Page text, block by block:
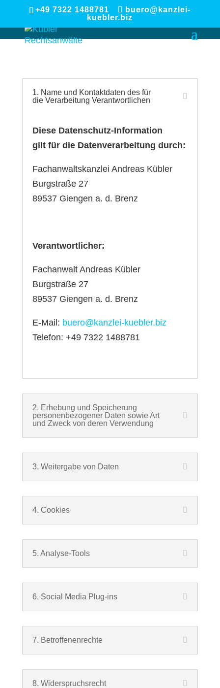
+49 7322 1488781
buero@kanzlei-
kuebler.biz
Datenschutz
1. Name und Kontaktdaten des für
die Verarbeitung Verantwortlichen
Diese Datenschutz-Information
gilt für die Datenverarbeitung durch:
Fachanwaltskanzlei Andreas Kübler
Burgstraße 27
89537 Giengen a. d. Brenz
Verantwortlicher:
Fachanwalt Andreas Kübler
Burgstraße 27
89537 Giengen a. d. Brenz
E-Mail: buero@kanzlei-kuebler.biz
Telefon: +49 7322 1488781
2. Erhebung und Speicherung
personenbezogener Daten sowie Art
und Zweck von deren Verwendung
3. Weitergabe von Daten
4. Cookies
5. Analyse-Tools
6. Social Media Plug-ins
7. Betroffenenrechte
8. Widerspruchsrecht